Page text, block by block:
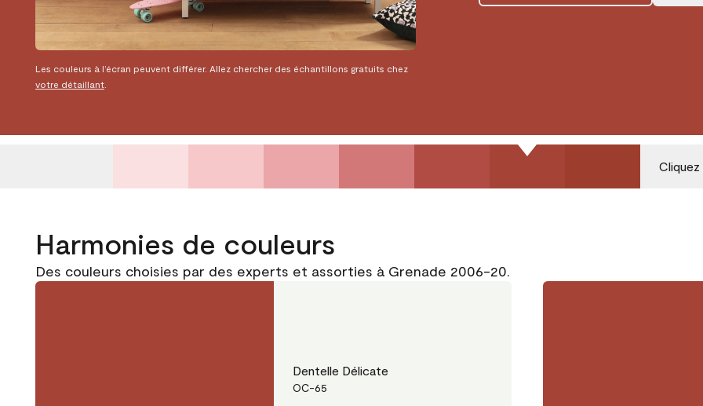
Les couleurs à l’écran peuvent différer. Allez chercher des échantillons gratuits chez
votre détaillant
Harmonies de couleurs
Des couleurs choisies par des experts et assorties à Grenade 2006-20.
Dentelle Délicate
OC-65